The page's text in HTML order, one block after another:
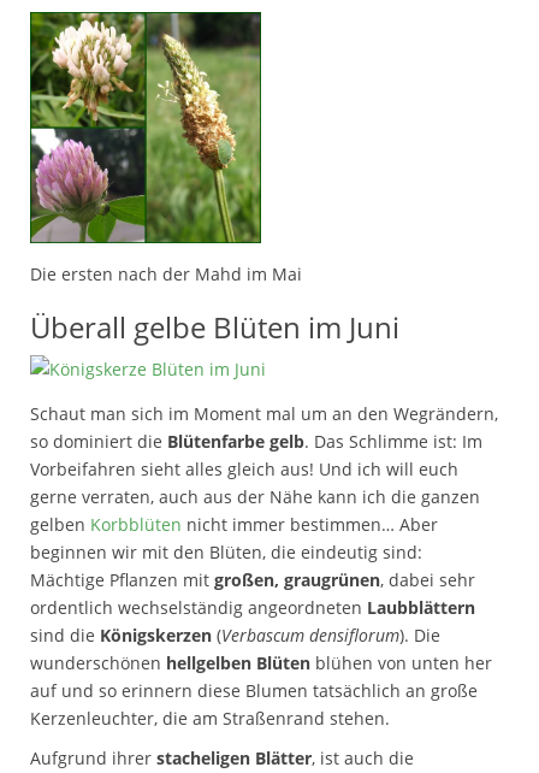
Die ersten nach der Mahd im Mai
Überall gelbe Blüten im Juni
Schaut man sich im Moment mal um an den Wegrändern,
so dominiert die Blütenfarbe gelb. Das Schlimme ist: Im
Vorbeifahren sieht alles gleich aus! Und ich will euch
gerne verraten, auch aus der Nähe kann ich die ganzen
gelben Korbblüten nicht immer bestimmen… Aber
beginnen wir mit den Blüten, die eindeutig sind:
Mächtige Pflanzen mit großen, graugrünen, dabei sehr
ordentlich wechselständig angeordneten Laubblättern
sind die Königskerzen (Verbascum densiflorum). Die
wunderschönen hellgelben Blüten blühen von unten her
auf und so erinnern diese Blumen tatsächlich an große
Kerzenleuchter, die am Straßenrand stehen.
Aufgrund ihrer stacheligen Blätter, ist auch die